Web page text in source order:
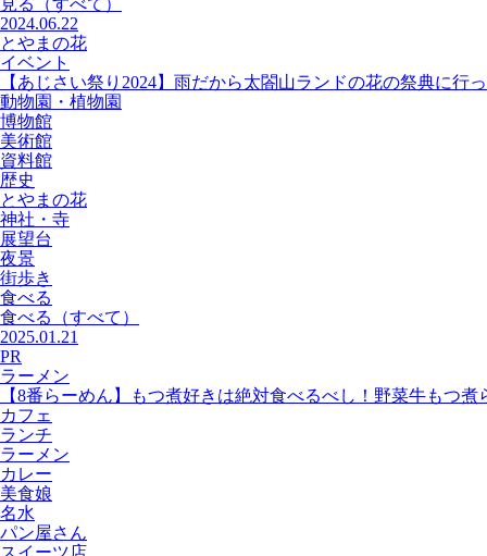
見る
（すべて）
2024.06.22
とやまの花
イベント
【あじさい祭り2024】雨だから太閤山ランドの花の祭典に行
動物園・植物園
博物館
美術館
資料館
歴史
とやまの花
神社・寺
展望台
夜景
街歩き
食べる
食べる
（すべて）
2025.01.21
PR
ラーメン
【8番らーめん】もつ煮好きは絶対食べるべし！野菜牛もつ
カフェ
ランチ
ラーメン
カレー
美食娘
名水
パン屋さん
スイーツ店